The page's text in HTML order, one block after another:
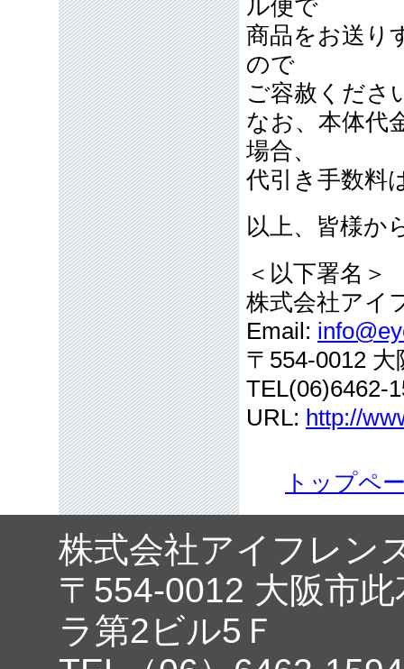
ル便で
商品をお送り
ので
ご容赦くださ
なお、本体代
場合、
代引き手数料
以上、皆様か
＜以下署名＞
株式会社アイ
Email:
〒554-0012
TEL(06)6462-
URL: http://
トップペ
株式会社アイフレン
〒554-0012 大阪市
ラ第2ビル5Ｆ